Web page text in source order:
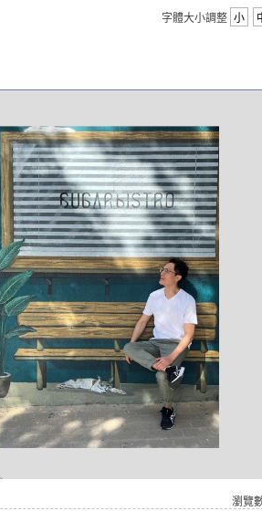
字體大小調整 小
瀏覽